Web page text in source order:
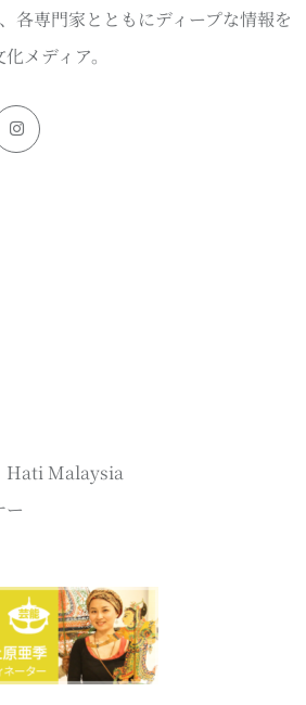
各専門家とともにディープな情報を
メディア。
Hati Malaysia
ー